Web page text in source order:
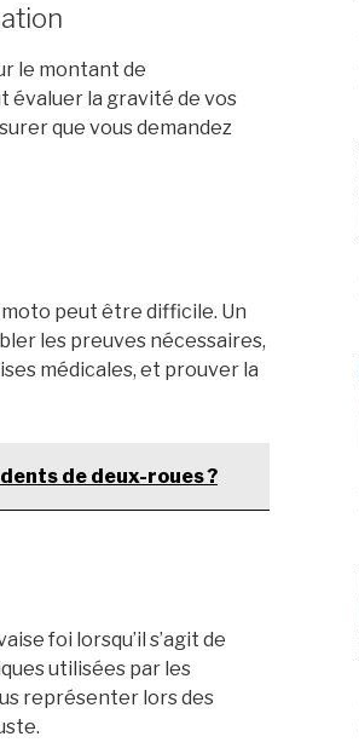
le montant de
évaluer la gravité de vos
que vous demandez
peut être difficile. Un
les preuves nécessaires,
médicales, et prouver la
de deux-roues ?
foi lorsqu’il s’agit de
utilisées par les
représenter lors des